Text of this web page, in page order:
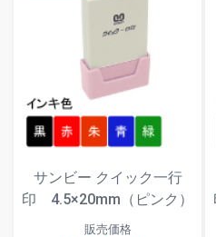
最大文字数：
により異なり
み出しエラー
編集機能で文
インキ色：全5
色からお選び
印面サンプル
一般的なものから個性的な
サンビー クイック一行
印 4.5×20mm（ピンク）
販売価格